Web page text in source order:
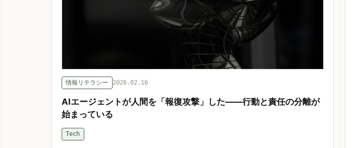
情報リテラシー 2026.02.16
AIエージェントが人間を「報復攻撃」した——行動と責任の分離が
始まっている
Tech